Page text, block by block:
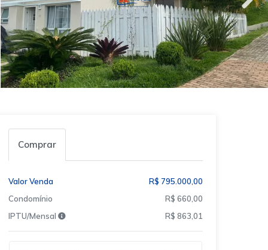
Comprar
Valor Venda
R$ 795.000,00
Condomínio
R$ 660,00
IPTU/Mensal
R$ 863,01